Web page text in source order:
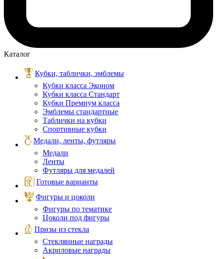
Каталог
Кубки, таблички, эмблемы
Кубки класса Эконом
Кубки класса Стандарт
Кубки Премиум класса
Эмблемы стандартные
Таблички на кубки
Спортивные кубки
Медали, ленты, футляры
Медали
Ленты
Футляры для медалей
Готовые варианты
Фигуры и цоколи
Фигуры по тематике
Цоколи под фигуры
Призы из стекла
Стеклянные награды
Акриловые награды